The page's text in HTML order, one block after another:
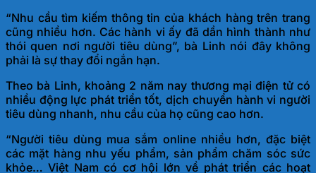
“Nhu cầu tìm kiếm thông tin của khách hàng trên trang
cũng nhiều hơn. Các hành vi ấy đã dần hình thành như
thói quen nơi người tiêu dùng”, bà Linh nói đây không
phải là sự thay đổi ngắn hạn.
Theo bà Linh, khoảng 2 năm nay thương mại điện tử có
nhiều động lực phát triển tốt, dịch chuyển hành vi người
tiêu dùng nhanh, nhu cầu của họ cũng cao hơn.
“Người tiêu dùng mua sắm online nhiều hơn, đặc biệt
các mặt hàng nhu yếu phẩm, sản phẩm chăm sóc sức
khỏe… Việt Nam có cơ hội lớn về phát triển các hoạt